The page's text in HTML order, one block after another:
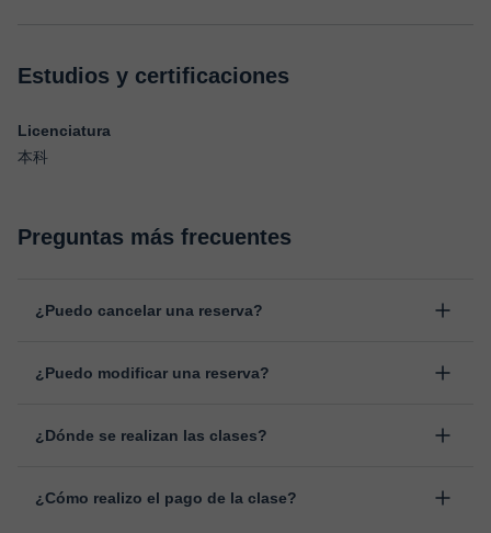
Estudios y certificaciones
Licenciatura
本科
Preguntas más frecuentes
¿Puedo cancelar una reserva?
antes de la clase, indicando el motivo de cancelación.
¿Puedo modificar una reserva?
cambiar la hora o el día de clase. Puedes hacerlo desde tu área
¿Dónde se realizan las clases?
desarrollada para el ámbito formativo con muchas
¿Cómo realizo el pago de la clase?